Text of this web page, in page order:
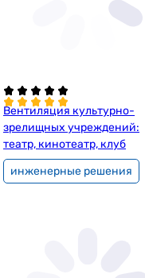
Вентиляция культурно-
зрелищных учреждений:
театр, кинотеатр, клуб
инженерные решения